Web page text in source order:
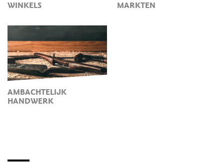
WINKELS MARKTEN
AMBACHTELIJK
HANDWERK